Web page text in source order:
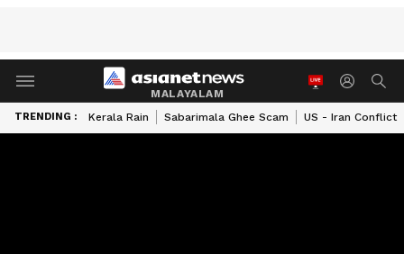
MALAYALAM
TRENDING : Kerala Rain Sabarimala Ghee Scam US - Iran Conflict